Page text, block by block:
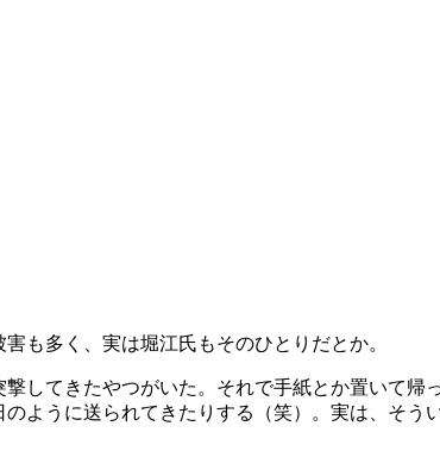
も多く、実は堀江氏もそのひとりだとか。
してきたやつがいた。それで手紙とか置いて
ように送られてきたりする（笑）。実は、そう